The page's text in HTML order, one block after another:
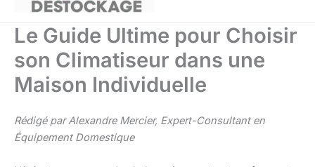
Le Guide Ultime pour Choisir
son Climatiseur dans une
Maison Individuelle
Rédigé par Alexandre Mercier, Expert-Consultant en
Équipement Domestique